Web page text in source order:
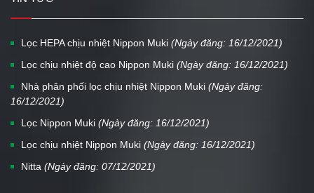
Lọc HEPA chịu nhiệt Nippon Muki (Ngày đăng: 16/12/2021)
Lọc chịu nhiệt độ cao Nippon Muki (Ngày đăng: 16/12/2021)
Nhà phân phối lọc chịu nhiệt Nippon Muki (Ngày đăng:
16/12/2021)
Lọc Nippon Muki (Ngày đăng: 16/12/2021)
Lọc chịu nhiệt Nippon Muki (Ngày đăng: 16/12/2021)
Nitta (Ngày đăng: 07/12/2021)